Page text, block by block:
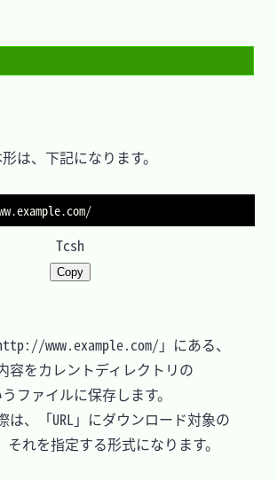
は、下記になります。
Tcsh
Copy
www.example.com/」にある、
容をカレントディレクトリの
ファイルに保存します。
、「URL」にダウンロード対象の
れを指定する形式になります。